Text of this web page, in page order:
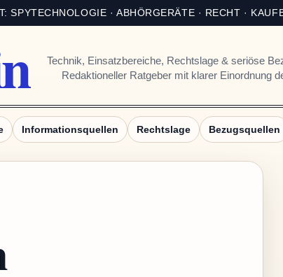
SPYTECHNOLOGIE · ABHÖRGERÄTE · RECHT ·
Technik, Einsatzbereiche, Rechtslage & seriöse
Redaktioneller Ratgeber mit klarer Einordnung
Informationsquellen Rechtslage Bezugsquellen